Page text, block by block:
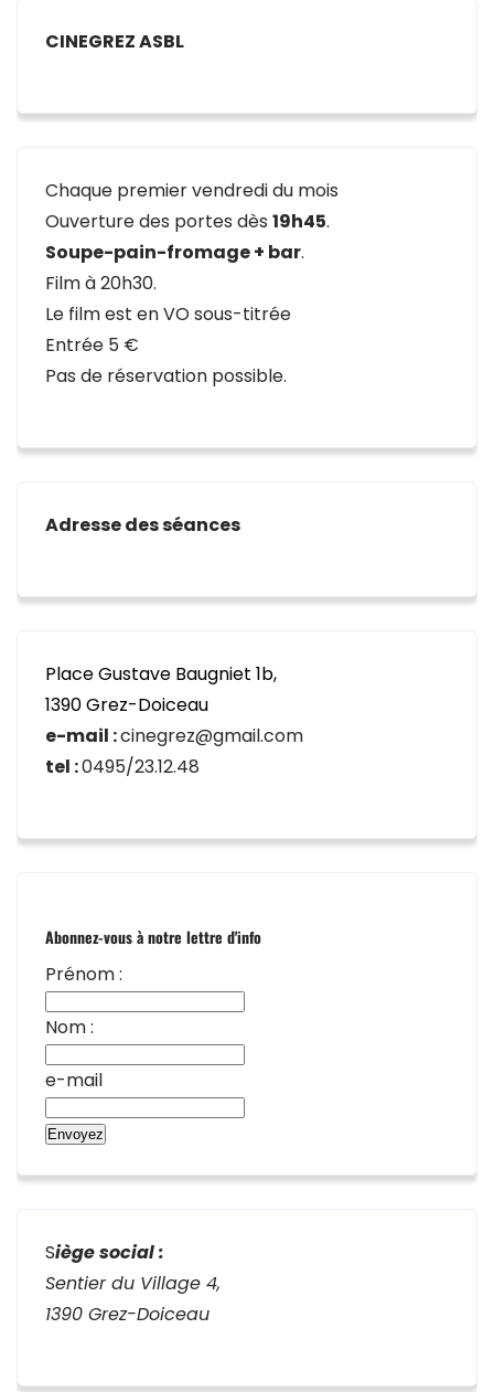
CINEGREZ ASBL
Chaque premier vendredi du mois
Ouverture des portes dès 19h45.
Soupe-pain-fromage + bar.
Film à 20h30.
Le film est en VO sous-titrée
Entrée 5 €
Pas de réservation possible.
Adresse des séances
Place Gustave Baugniet 1b,
1390 Grez-Doiceau
e-mail :cinegrez@gmail.com
tel :0495/23.12.48
Abonnez-vous à notre lettre d'info
Prénom :
Nom :
e-mail
Siège social :
Sentier du Village 4,
1390 Grez-Doiceau